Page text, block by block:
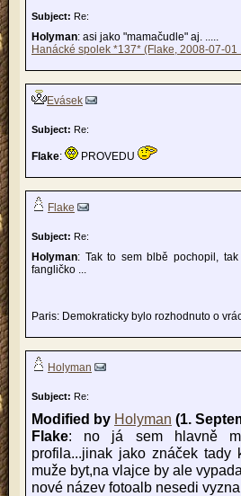
Subject: Re:
Holyman: asi jako "mamačudle" aj. .....
Hanácké spolek *137* (Flake, 2008-07-01
Evásek
Subject: Re:
Flake: PROVEDU
Flake
Subject: Re:
Holyman: Tak to sem blbě pochopil,
fangličko ...
Paris: Demokraticky bylo rozhodnuto o
Holyman
Subject: Re:
Modified by Holyman (1.
Flake: no já sem hlavně
profila...jinak jako znáček tady
muže byt,na vlajce by ale
nové název fotoalb nesedi